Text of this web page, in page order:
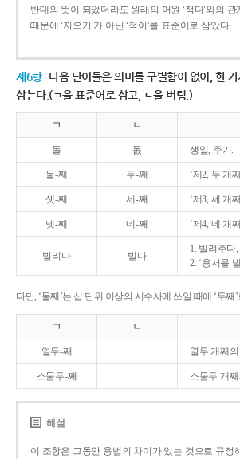
반대의 뜻이 되었더라도 원래의 어원 ‘적다’와의 관
때문에 ‘저으기’가 아닌 ‘적이’를 표준어로 삼았다.
제6항 다음 단어들은 의미를 구별함이 없이, 한
삼는다.(ㄱ을 표준어로 삼고, ㄴ을 버림.)
ㄱ ㄴ
돌 돐 생일, 주기.
둘-째 두-째 ‘제2, 두 개
셋-째 세-째 ‘제3, 세 개
넷-째 네-째 ‘제4, 네 개
빌리다 빌다
1. 빌려주다
2. ‘용서를
다만, ‘둘째’는 십 단위 이상의 서수사에 쓰일 때에 ‘두째
ㄱ ㄴ
열두-째 열두 개째의
스물두-째 스물두 개째
해설
이 조항은 그동안 용법의 차이가 있는 것으로 규정